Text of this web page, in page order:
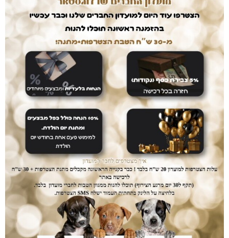
דואגים לבטחון שלכם
רכישה בטוחה
ממשק הזמנות מאובטח ונגיש אשר יחסוך לכם זמן יקר
בהזמנת המוצרים.
נותנים לכם מענה
לכל שאלה
שירות לקוחות זמין ואדיב לכל שאלה או תקלה.